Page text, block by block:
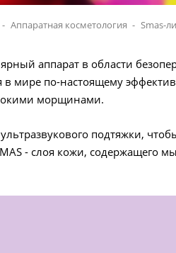
Аппаратная косметология Smas-
аппарат в области
в мире по-настоящему
морщинами.
подтяжки,
- слоя кожи, содержащего